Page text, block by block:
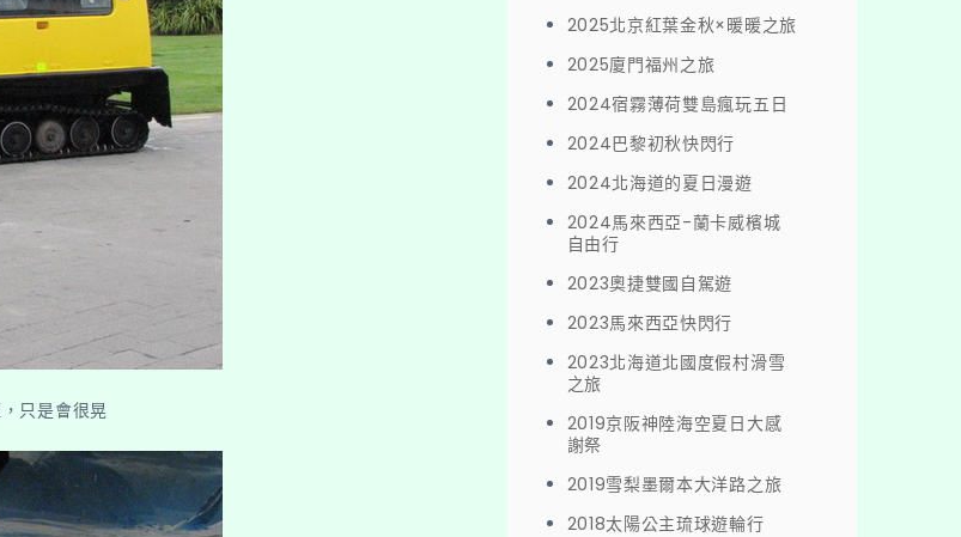
只是會很晃
2025北京紅葉金秋×暖暖之旅
2025廈門福州之旅
2024宿霧薄荷雙島瘋玩五日
2024巴黎初秋快閃行
2024北海道的夏日漫遊
2024馬來西亞-蘭卡威檳城
自由行
2023奧捷雙國自駕遊
2023馬來西亞快閃行
2023北海道北國度假村滑雪
之旅
2019京阪神陸海空夏日大感
謝祭
2019雪梨墨爾本大洋路之旅
2018太陽公主琉球遊輪行